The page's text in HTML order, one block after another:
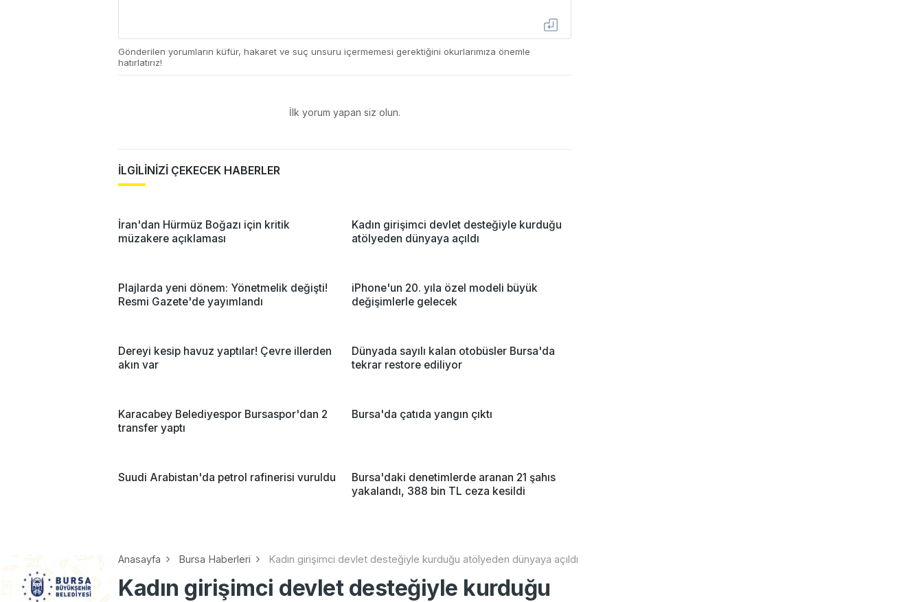
Gönderilen yorumların küfür, hakaret ve suç unsuru içermemesi gerektiğini okurlarımıza önemle
hatırlatırız!
İlk yorum yapan siz olun.
İLGİLİNİZİ ÇEKECEK HABERLER
İran'dan Hürmüz Boğazı için kritik
müzakere açıklaması
Kadın girişimci devlet desteğiyle kurduğu
atölyeden dünyaya açıldı
Plajlarda yeni dönem: Yönetmelik değişti!
Resmi Gazete'de yayımlandı
iPhone'un 20. yıla özel modeli büyük
değişimlerle gelecek
Dereyi kesip havuz yaptılar! Çevre illerden
akın var
Dünyada sayılı kalan otobüsler Bursa'da
tekrar restore ediliyor
Karacabey Belediyespor Bursaspor'dan 2
transfer yaptı
Bursa'da çatıda yangın çıktı
Suudi Arabistan'da petrol rafinerisi vuruldu
Bursa'daki denetimlerde aranan 21 şahıs
yakalandı, 388 bin TL ceza kesildi
Anasayfa Bursa Haberleri Kadın girişimci devlet desteğiyle kurduğu atölyeden dünyaya açıldı
Kadın girişimci devlet desteğiyle kurduğu